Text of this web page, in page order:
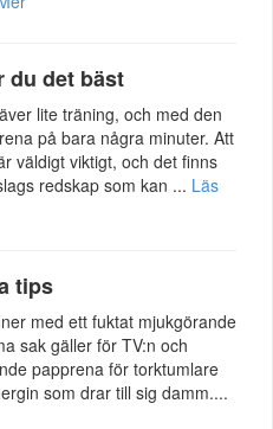
du det bäst
lite träning, och med den
på bara några minuter. Att
väldigt viktigt, och det finns
redskap som kan ... Läs
tips
med ett fuktat mjukgörande
sak gäller för TV:n och
papprena för torktumlare
som drar till sig damm....